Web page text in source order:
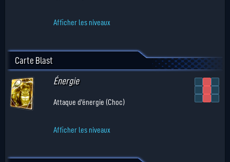
Afficher les niveaux
Carte Blast
Énergie
Attaque d'énergie (Choc)
Afficher les niveaux